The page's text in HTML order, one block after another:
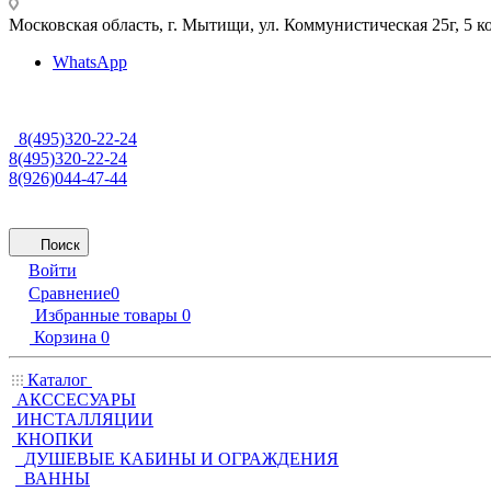
Московская область, г. Мытищи, ул. Коммунистическая 25г, 5
WhatsApp
8(495)320-22-24
8(495)320-22-24
8(926)044-47-44
Поиск
Войти
Сравнение0
Избранные товары 0
Корзина 0
Каталог
АКССЕСУАРЫ
ИНСТАЛЛЯЦИИ
КНОПКИ
ДУШЕВЫЕ КАБИНЫ И ОГРАЖДЕНИЯ
ВАННЫ